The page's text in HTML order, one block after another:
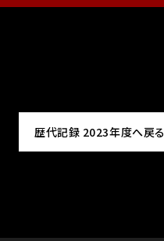
歴代記録 2023年度へ戻る